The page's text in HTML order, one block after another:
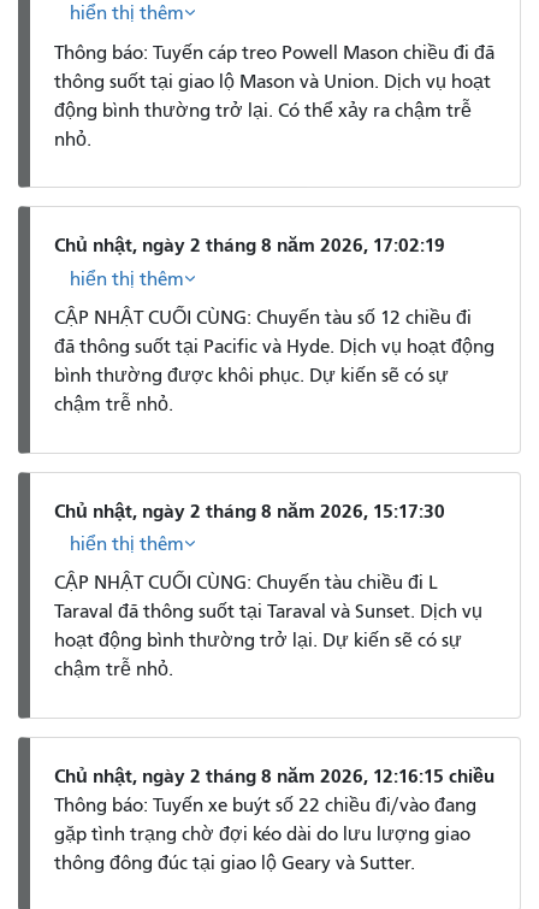
hiển thị thêm
Thông báo: Tuyến cáp treo Powell Mason chiều đi đã
thông suốt tại giao lộ Mason và Union. Dịch vụ hoạt
động bình thường trở lại. Có thể xảy ra chậm trễ
nhỏ.
Chủ nhật, ngày 2 tháng 8 năm 2026, 17:02:19
hiển thị thêm
CẬP NHẬT CUỐI CÙNG: Chuyến tàu số 12 chiều đi
đã thông suốt tại Pacific và Hyde. Dịch vụ hoạt động
bình thường được khôi phục. Dự kiến ​​sẽ có sự
chậm trễ nhỏ.
Chủ nhật, ngày 2 tháng 8 năm 2026, 15:17:30
hiển thị thêm
CẬP NHẬT CUỐI CÙNG: Chuyến tàu chiều đi L
Taraval đã thông suốt tại Taraval và Sunset. Dịch vụ
hoạt động bình thường trở lại. Dự kiến ​​sẽ có sự
chậm trễ nhỏ.
Chủ nhật, ngày 2 tháng 8 năm 2026, 12:16:15 chiều
Thông báo: Tuyến xe buýt số 22 chiều đi/vào đang
gặp tình trạng chờ đợi kéo dài do lưu lượng giao
thông đông đúc tại giao lộ Geary và Sutter.